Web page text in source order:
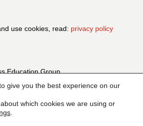
use cookies, read: privacy policy
Education Group
give you the best experience on our
which cookies we are using or